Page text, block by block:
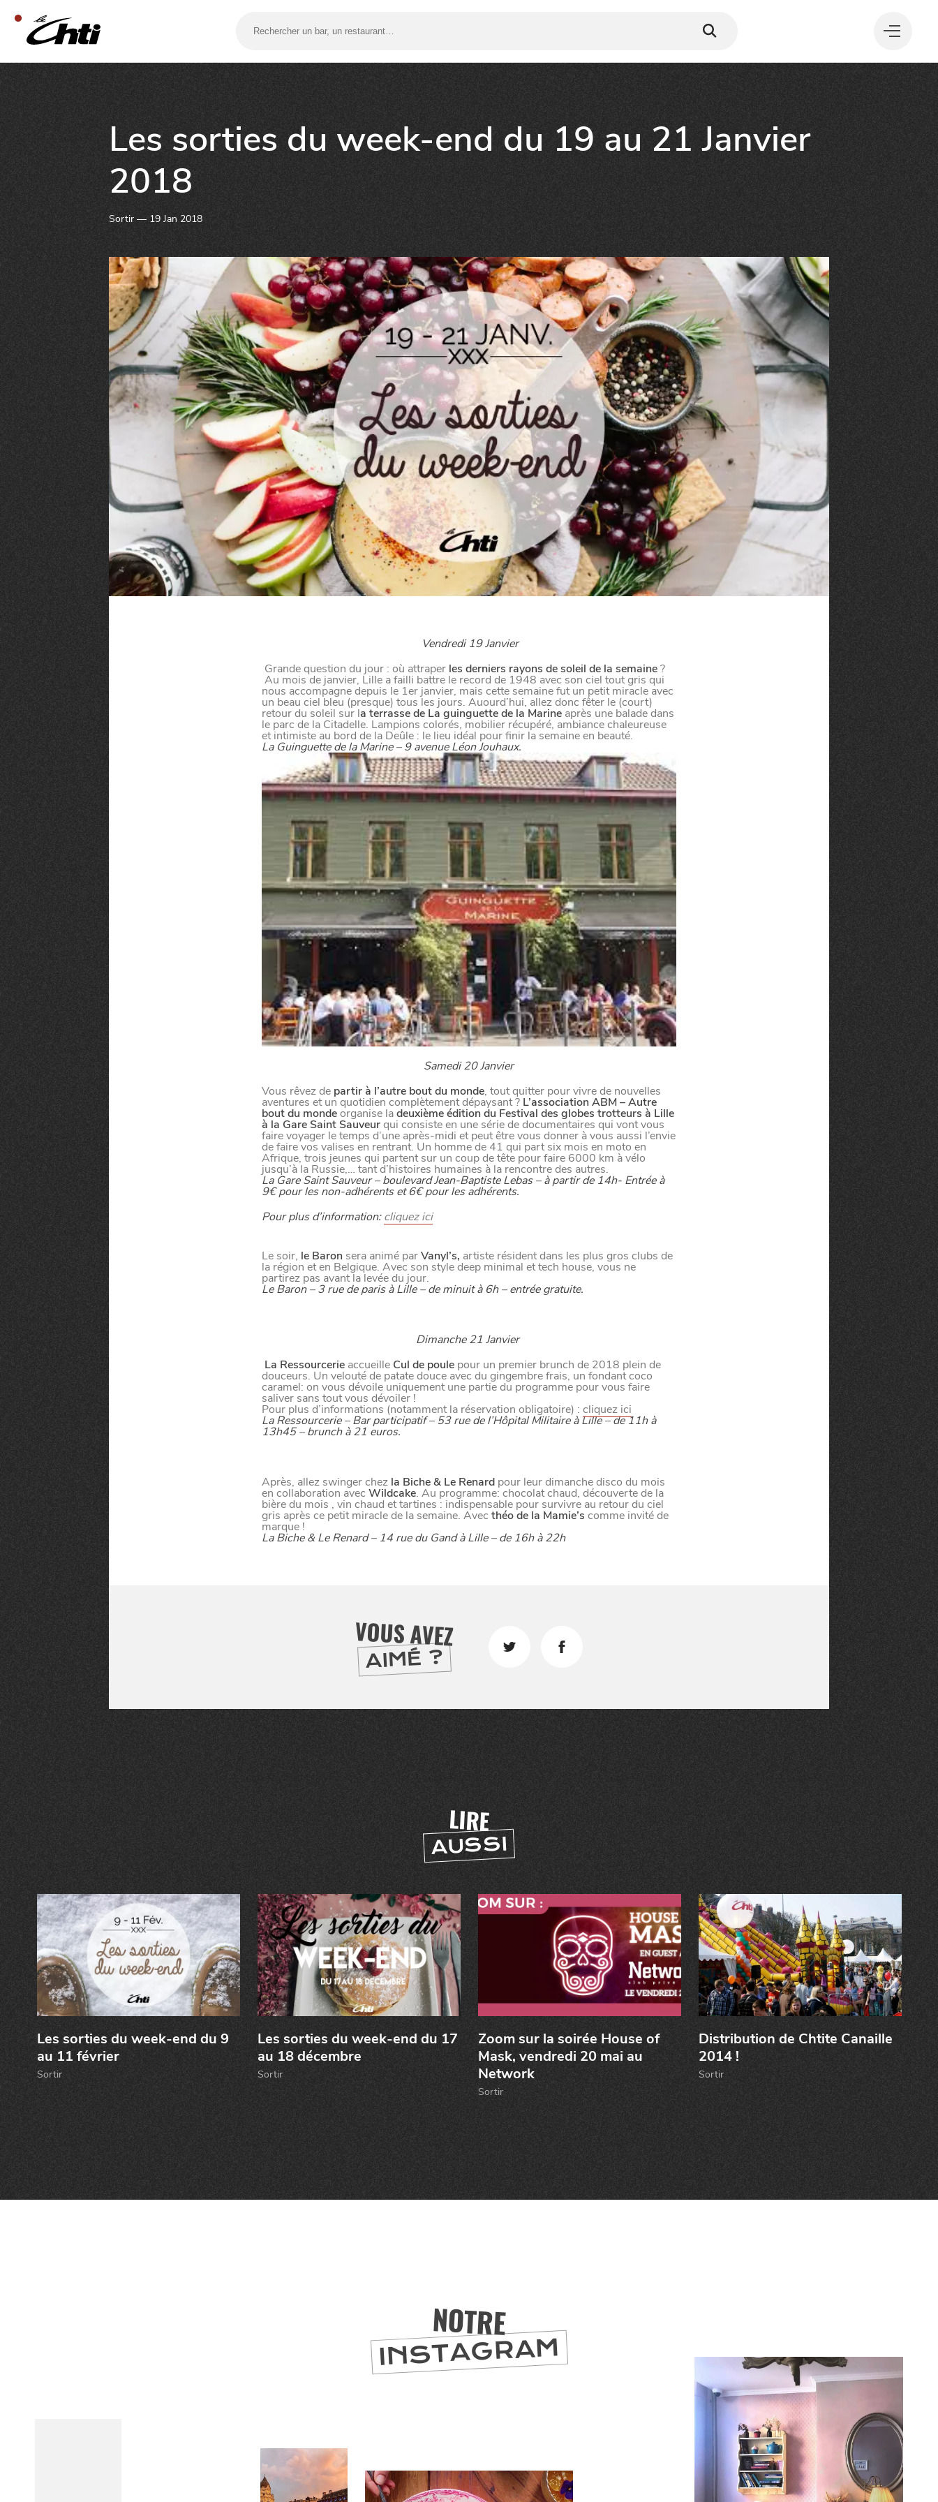
bar,
restaurant…
M
A
N
G
E
R
C
O
M
M
E
U
N
H
T
I
M
SORTIR LA NUIT
SE DIVERTIR
C
H
A
N
G
E
R
D
E
L
’
O
R
D
I
N
A
I
R
E
CHTITE CANAILLE
LE GUIDE DES FAMILLLES
VIVRE DANS LE NORD
L
E
S
D
E
R
N
I
È
R
E
S
A
C
T
S
D
U
O
R
Qui sommes-nous ? Grande Cause
Nous contacter
Les sorties du week-end du 19 au 21 Janvier
2018
Sortir — 19 Jan 2018
Vendredi 19 Janvier
Grande question du jour : où attraper les derniers rayons de soleil de la semaine?
Au mois de janvier, Lille a failli battre le record de 1948 avec son ciel tout gris qui
nous accompagne depuis le 1er janvier, mais cette semaine fut un petit miracle avec
un beau ciel bleu (presque) tous les jours. Auourd’hui, allez donc fêter le (court)
retour du soleil sur la terrasse de La guinguette de la Marineaprès une balade dans
le parc de la Citadelle. Lampions colorés, mobilier récupéré, ambiance chaleureuse
et intimiste au bord de la Deûle : le lieu idéal pour finir la semaine en beauté.
La Guinguette de la Marine – 9 avenue Léon Jouhaux.
Samedi 20 Janvier
Vous rêvez de partir à l’autre bout du monde, tout quitter pour vivre de nouvelles
aventures et un quotidien complètement dépaysant ? L’association ABM – Autre
bout du mondeorganise ladeuxième édition du Festival des globes trotteurs à Lille
à la Gare Saint Sauveurqui consiste en une série de documentaires qui vont vous
faire voyager le temps d’une après-midi et peut être vous donner à vous aussi l’envie
de faire vos valises en rentrant. Un homme de 41 qui part six mois en moto en
Afrique, trois jeunes qui partent sur un coup de tête pour faire 6000 km à vélo
jusqu’à la Russie,… tant d’histoires humaines à la rencontre des autres.
La Gare Saint Sauveur – boulevard Jean-Baptiste Lebas – à partir de 14h- Entrée à
9€ pour les non-adhérents et 6€ pour les adhérents.
Pour plus d’information:cliquez ici
Le soir, le Baronsera animé parVanyl’s, artiste résident dans les plus gros clubs de
la région et en Belgique. Avec son style deep minimal et tech house, vous ne
partirez pas avant la levée du jour.
Le Baron – 3 rue de paris à Lille – de minuit à 6h – entrée gratuite.
Dimanche 21 Janvier
La Ressourcerieaccueille Cul de poulepour un premier brunch de 2018 plein de
douceurs. Un velouté de patate douce avec du gingembre frais, un fondant coco
caramel: on vous dévoile uniquement une partie du programme pour vous faire
saliver sans tout vous dévoiler !
Pour plus d’informations (notamment la réservation obligatoire) : cliquez ici
La Ressourcerie – Bar participatif – 53 rue de l’Hôpital Militaire à Lille – de 11h à
13h45 – brunch à 21 euros.
Après, allez swinger chez la Biche & Le Renardpour leur dimanche disco du mois
en collaboration avec Wildcake. Au programme: chocolat chaud, découverte de la
bière du mois , vin chaud et tartines : indispensable pour survivre au retour du ciel
gris après ce petit miracle de la semaine. Avec théo de la Mamie’s comme invité de
marque !
La Biche & Le Renard – 14 rue du Gand à Lille – de 16h à 22h
VOUS AVEZ
AIMÉ ?
LIRE
AUSSI
Les sorties du week-end du 9
au 11 février
Sortir
Les sorties du week-end du 17
au 18 décembre
Sortir
Zoom sur la soirée House of
Mask, vendredi 20 mai au
Network
Sortir
Distribution de Chtite Canaille
2014 !
Sortir
NOTRE
INSTAGRAM
SORTIR
MANGER
VIVRE
ET SA RÉGION DEPUIS
Paramètres de confidentialité
Paramètres de confidentialité
Afin de faciliter votre navigation et de vous apporter le meilleur service possible, nous utilisons
des cookies pour améliorer le site aux besoins des visiteurs, notamment selon la fréquentation.
Nos politique de confidentialité